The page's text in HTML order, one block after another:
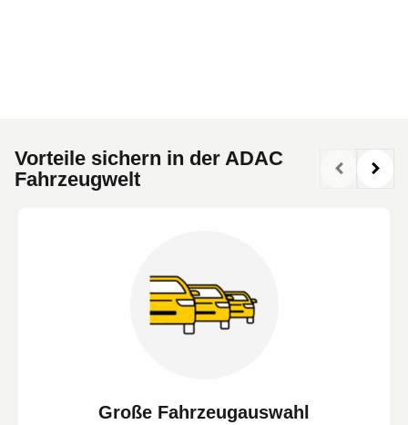
Vorteile sichern in der ADAC
Fahrzeugwelt
Große Fahrzeugauswahl